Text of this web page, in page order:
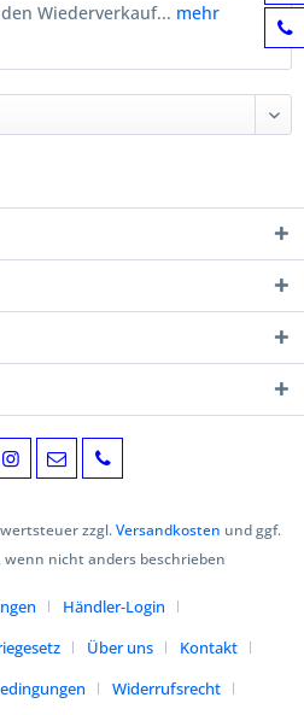
Wiederverkauf... mehr
zzgl.Versandkosten und ggf.
nicht anders beschrieben
Händler-Login
Über uns
Kontakt
Widerrufsrecht